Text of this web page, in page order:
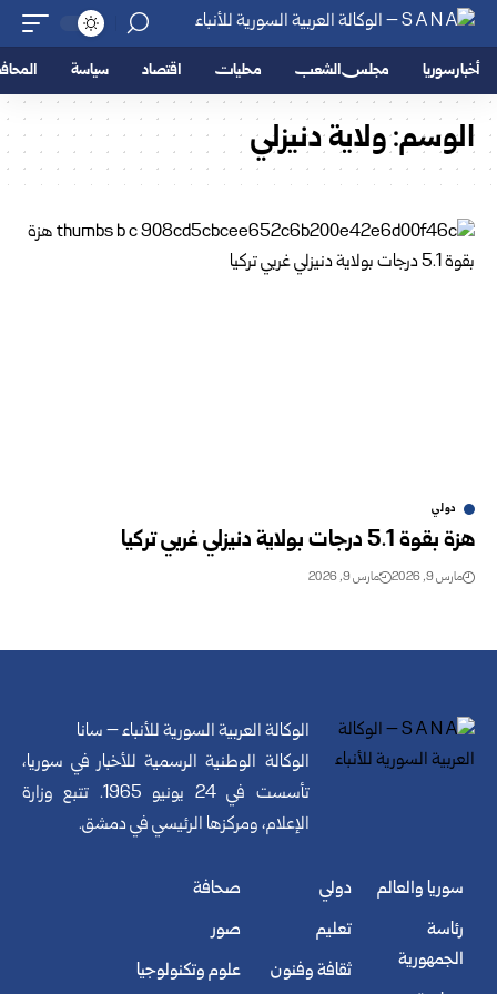
أخبار سوريا مجلس الشعب محليات اقتصاد سياسة
الوسم:ولاية دنيزلي
دولي
هزة بقوة 5.1 درجات بولاية دنيزلي غربي تركيا
مارس 9, 2026 مارس 9, 2026
الوكالة العربية السورية للأنباء – سانا
الوكالة الوطنية الرسمية للأخبار في سوريا،
تأسست في 24 يونيو 1965. تتبع وزارة
الإعلام، ومركزها الرئيسي في دمشق.
سوريا والعالم
رئاسة
الجمهورية
دولي
تعليم
ثقافة وفنون
صحافة
صور
علوم وتكنولوجيا